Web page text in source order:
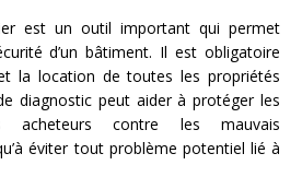
est un outil important qui permet
d’un bâtiment. Il est obligatoire
la location de toutes les propriétés
diagnostic peut aider à protéger les
acheteurs contre les mauvais
éviter tout problème potentiel lié à